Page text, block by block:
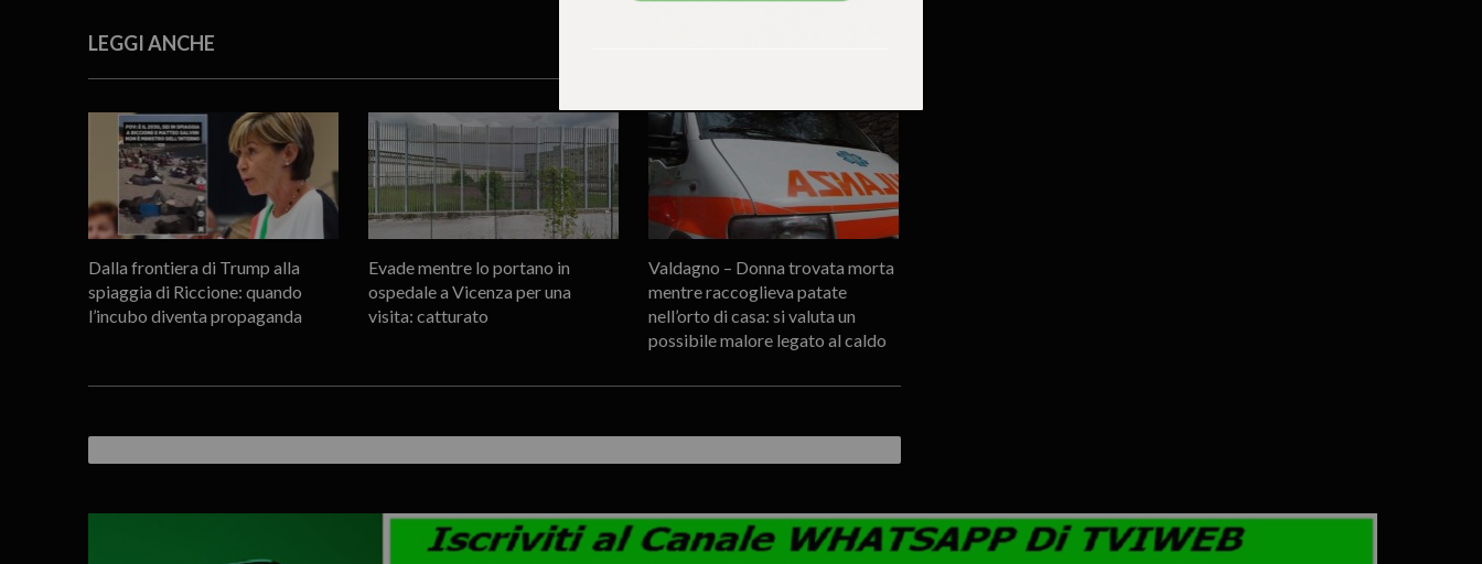
LEGGI ANCHE
Dalla frontiera di Trump alla
spiaggia di Riccione: quando
l’incubo diventa propaganda
Evade mentre lo portano in
ospedale a Vicenza per una
visita: catturato
Valdagno – Donna trovata morta
mentre raccoglieva patate
nell’orto di casa: si valuta un
possibile malore legato al caldo